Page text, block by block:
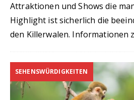
Attraktionen und Shows die
Highlight ist sicherlich die
den Killerwalen. Informationen
SEHENSWÜRDIGKEITEN